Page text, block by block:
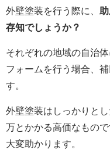
外壁塗装を行う際に、
存知でしょうか？
それぞれの地域の自治
フォームを行う場合、
す。
外壁塗装はしっかりと
万とかかる高価なもの
大変助かります。